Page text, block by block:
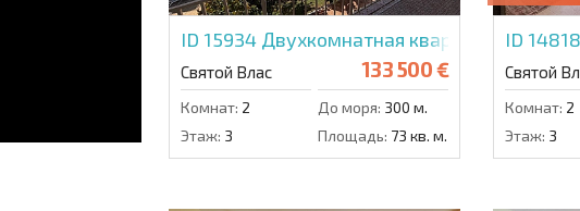
ID 15934 Двухкомнатная квартира в Краун
Святой Влас 133 500 €
Комнат: 2 До моря: 300 м.
Этаж: 3 Площадь: 73 кв. м.
ID 14818
Святой
Комнат: 2
Этаж: 3